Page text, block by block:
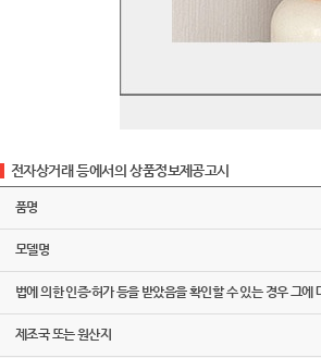
전자상거래 등에서의 상품정보제공고시
품명
모델명
법에 의한 인증·허가 등을 받았음을 확인할 수 있는 경우 그에
제조국 또는 원산지